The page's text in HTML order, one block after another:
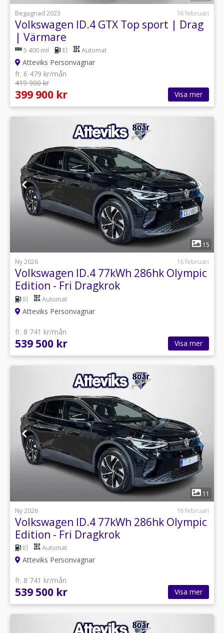
Begagnad 2023
16 februari
Volkswagen ID.4 GTX Top sport | Drag
| Värmare
5 400 mil El Automat
Atteviks Personvagnar
fr. 6 479 kr/mån
419 900 kr
399 900 kr Visa mer
1
15
Ny 2026
16 februari
Volkswagen ID.4 77kWh 286hk Olympic
Edition - Fri Dragkrok
El Automat
Atteviks Personvagnar
fr. 8 741 kr/mån
539 500 kr Visa mer
1
11
Ny 2026
16 februari
Volkswagen ID.4 77kWh 286hk Olympic
Edition - Fri Dragkrok
El Automat
Atteviks Personvagnar
fr. 8 741 kr/mån
539 500 kr Visa mer